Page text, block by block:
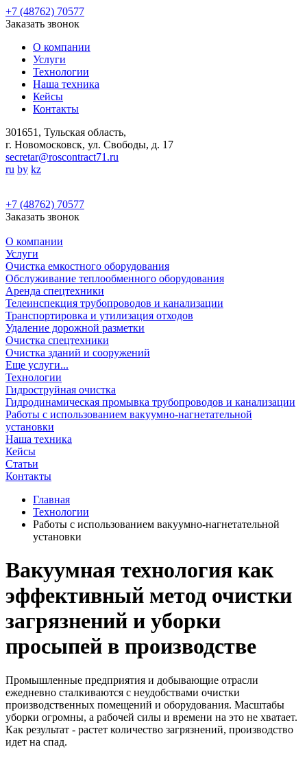
+7 (48762) 70577
Заказать звонок
О компании
Услуги
Технологии
Наша техника
Кейсы
Контакты
301651, Тульская область,
г. Новомосковск, ул. Свободы, д. 17
secretar@roscontract71.ru
ru by kz
+7 (48762) 70577
Заказать звонок
О компании
Услуги
Очистка емкостного оборудования
Обслуживание теплообменного оборудования
Аренда спецтехники
Телеинспекция трубопроводов и канализации
Транспортировка и утилизация отходов
Удаление дорожной разметки
Очистка спецтехники
Очистка зданий и сооружений
Еще услуги...
Технологии
Гидроструйная очистка
Гидродинамическая промывка трубопроводов и канализации
Работы с использованием вакуумно-нагнетательной
установки
Наша техника
Кейсы
Статьи
Контакты
Главная
Технологии
Работы с использованием вакуумно-нагнетательной
установки
Вакуумная технология как
эффективный метод очистки
загрязнений и уборки
просыпей в производстве
Промышленные предприятия и добывающие отрасли
ежедневно сталкиваются с неудобствами очистки
производственных помещений и оборудования. Масштабы
уборки огромны, а рабочей силы и времени на это не хватает.
Как результат - растет количество загрязнений, производство
идет на спад.